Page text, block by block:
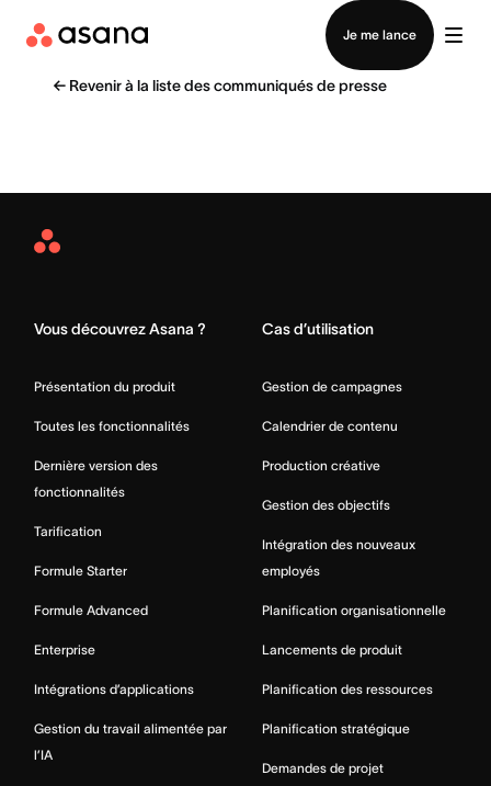
Je me lance
Contacter le service commercial
← Revenir à la liste des communiqués de presse
Asana
Vous découvrez Asana ?
Présentation du produit
Toutes les fonctionnalités
Dernière version des
fonctionnalités
Tarification
Formule Starter
Formule Advanced
Enterprise
Intégrations d’applications
Gestion du travail alimentée par
l’IA
Cas d’utilisation
Gestion de campagnes
Calendrier de contenu
Production créative
Gestion des objectifs
Intégration des nouveaux
employés
Planification organisationnelle
Lancements de produit
Planification des ressources
Planification stratégique
Demandes de projet